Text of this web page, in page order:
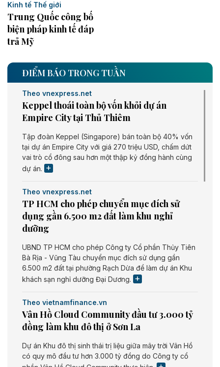
Kinh tế Thế giới
Trung Quốc công bố
biện pháp kinh tế đáp
trả Mỹ
ĐIỂM BÁO TRONG TUẦN
Theo vnexpress.net
Keppel thoái toàn bộ vốn khỏi dự án
Empire City tại Thủ Thiêm
Tập đoàn Keppel (Singapore) bán toàn bộ 40% vốn
tại dự án Empire City với giá 270 triệu USD, chấm dứt
vai trò cổ đông sau hơn một thập kỷ đồng hành cùng
dự án.
Theo vnexpress.net
TP HCM cho phép chuyển mục đích sử
dụng gần 6.500 m2 đất làm khu nghỉ
dưỡng
UBND TP HCM cho phép Công ty Cổ phần Thủy Tiên
Bà Rịa - Vũng Tàu chuyển mục đích sử dụng gần
6.500 m2 đất tại phường Rạch Dừa để làm dự án Khu
khách sạn nghỉ dưỡng Đại Dương.
Theo vietnamfinance.vn
Vân Hồ Cloud Community đầu tư 3.000 tỷ
đồng làm khu đô thị ở Sơn La
Dự án Khu đô thị sinh thái trị liệu giữa mây trời Vân Hồ
có quy mô đầu tư hơn 3.000 tỷ đồng do Công ty cổ